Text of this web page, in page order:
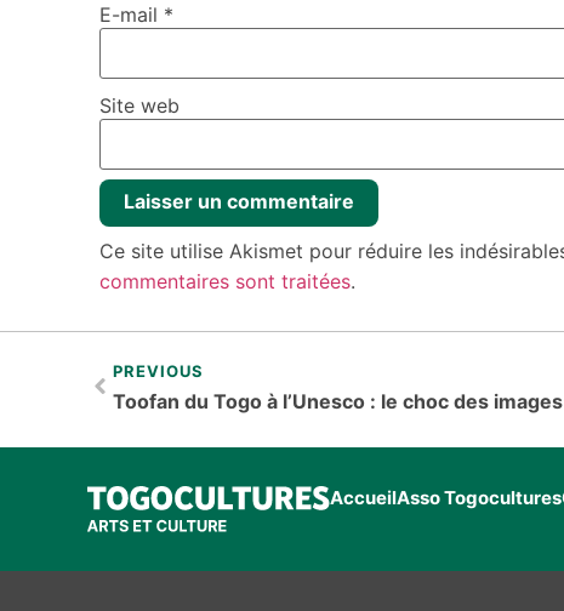
E-mail *
Site web
Ce site utilise Akismet pour réduire les
commentaires sont traitées.
PREVIOUS
AccueilAsso Togocultures